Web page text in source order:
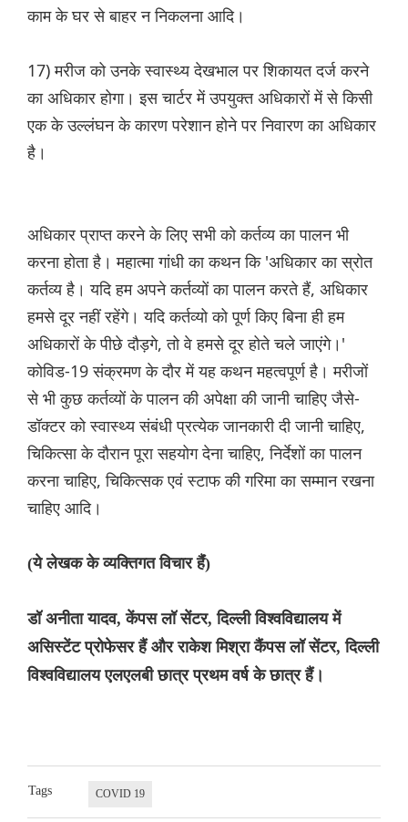
काम के घर से बाहर न निकलना आदि।
17) मरीज को उनके स्वास्थ्य देखभाल पर शिकायत दर्ज करने
का अधिकार होगा। इस चार्टर में उपयुक्त अधिकारों में से किसी
एक के उल्लंघन के कारण परेशान होने पर निवारण का अधिकार
है।
अधिकार प्राप्त करने के लिए सभी को कर्तव्य का पालन भी
करना होता है। महात्मा गांधी का कथन कि 'अधिकार का स्रोत
कर्तव्य है। यदि हम अपने कर्तव्यों का पालन करते हैं, अधिकार
हमसे दूर नहीं रहेंगे। यदि कर्तव्यो को पूर्ण किए बिना ही हम
अधिकारों के पीछे दौड़गे, तो वे हमसे दूर होते चले जाएंगे।'
कोविड-19 संक्रमण के दौर में यह कथन महत्वपूर्ण है। मरीजों
से भी कुछ कर्तव्यों के पालन की अपेक्षा की जानी चाहिए जैसे-
डॉक्टर को स्वास्थ्य संबंधी प्रत्येक जानकारी दी जानी चाहिए,
चिकित्सा के दौरान पूरा सहयोग देना चाहिए, निर्देशों का पालन
करना चाहिए, चिकित्सक एवं स्टाफ की गरिमा का सम्मान रखना
चाहिए आदि।
(ये लेखक के व्यक्तिगत विचार हैंं)
डॉ अनीता यादव, केंपस लॉ सेंटर, दिल्ली विश्वविद्यालय में
असिस्टेंट प्रोफेसर हैं और राकेश मिश्रा कैंपस लॉ सेंटर, दिल्ली
विश्वविद्यालय एलएलबी छात्र प्रथम वर्ष के छात्र हैं।
Tags COVID 19